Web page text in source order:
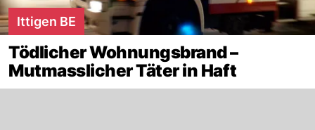
Ittigen BE
Tödlicher Wohnungsbrand –
Mutmasslicher Täter in Haft